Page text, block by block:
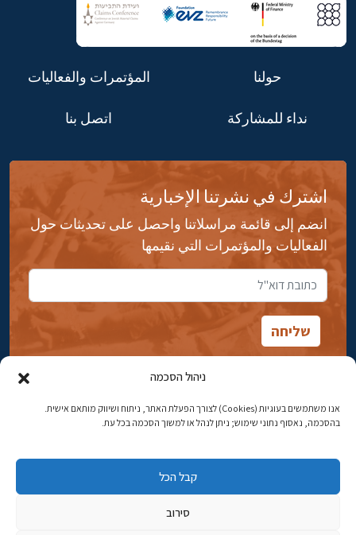
ניהול הסכמה
אנו משתמשים בעוגיות (Cookies) לצורך הפעלת האתר, ניתוח ושיווק מותאם אישית.
בהסכמה, נאסוף נתוני שימוש; ניתן לנהל או למשוך הסכמה בכל עת.
קבל הכל
סירוב
حولنا المؤتمرات والفعاليات
نداء للمشاركة اتصل بنا
اشترك في نشرتنا الإخبارية
انضم إلى قائمة مراسلاتنا واحصل على تحديثات حول
الفعاليات والمؤتمرات التي نقيمها
شارع ابن جبيرول، رحافيا ١٤ أورشليم - القدس
البريد الإلكتروني:najww2@ybz.org.il